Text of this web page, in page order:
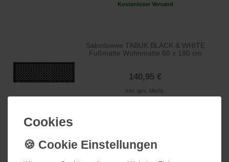
Cookies
Kostenloser Versand
Salonloewe TABUK BLACK & WHITE
Fußmatte Wohnmatte 60 x 180 cm
140,95 €
inkl. ges. MwSt.
Salonloewe CICLAMINI Fußmatte
Wohnmatte Gabila Rissone 75 x 190
Cookies